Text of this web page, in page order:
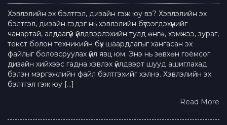
Хэвлэлийн эх бэлтгэл, дизайн гэж юу вэ? Хэвлэлийн эх
бэлтгэл, дизайн гэдэг нь хэвлэлийн бүтээгдэхүүнийг
чанартай, алдаагүй үйлдвэрлэхийн тулд өнгө, хэмжээ, зураг,
текст болон техникийн бүх шаардлагыг хангасан эх
файлыг боловсруулах үйл явц юм. Энэ нь зөвхөн гоёмсог
дизайн хийхээс гадна хэвлэх үйлдвэрт шууд ашиглахад
бэлэн мэргэжлийн файл бэлтгэхийг хэлнэ. Хэвлэлийн эх
бэлтгэл гэж юу […]
Read More